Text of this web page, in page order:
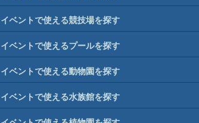
イベントで使える競技場を探す
イベントで使えるプールを探す
イベントで使える動物園を探す
イベントで使える水族館を探す